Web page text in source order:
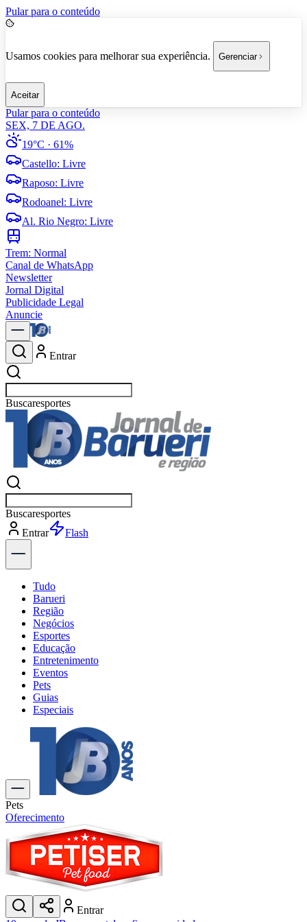
Pular para o conteúdo
Usamos cookies para melhorar sua experiência. Gerenciar
Aceitar
Pular para o conteúdo
SEX, 7 DE AGO.
19°C · 61%
Castello: Livre
Raposo: Livre
Rodoanel: Livre
Al. Rio Negro: Livre
Trem: Normal
Canal de WhatsApp
Newsletter
Jornal Digital
Publicidade Legal
Anuncie
Entrar
Buscar
Buscar
Entrar
Explorar
Tudo
Barueri
Região
Negócios
Esportes
Educação
Entretenimento
Eventos
Pets
Guias
Especiais
Explore Tudo
Últimas Notícias
Previsão do Tempo
Trânsito e Rotas
Dia a Dia & Lazer
Transportes
Gastronomia
Cinema & Shows
JogosNovo
Para Sua Empresa
Anuncie no Portal
Cadastrar Empresa
Pets
Oferecimento
Entrar